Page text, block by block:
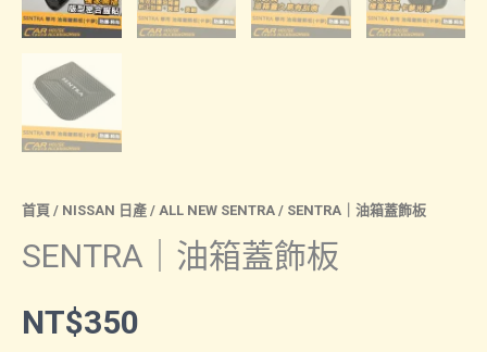
首頁 / NISSAN 日產 / ALL NEW SENTRA / SENTRA｜油箱蓋飾板
SENTRA｜油箱蓋飾板
NT$350